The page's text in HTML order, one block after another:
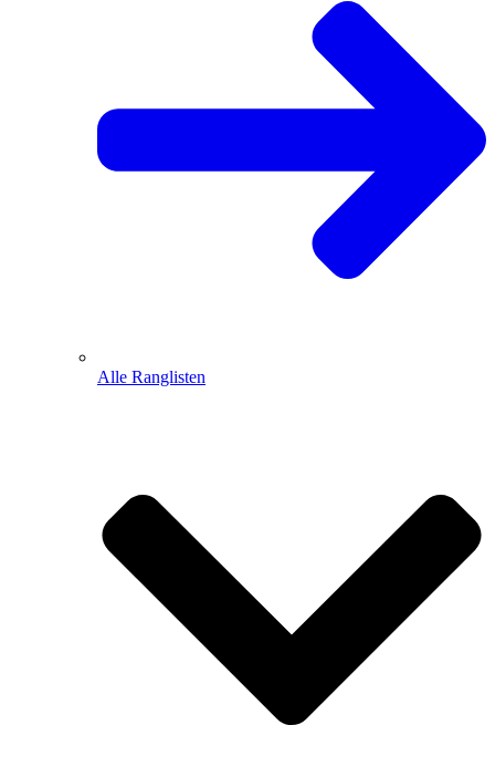
Alle Ranglisten